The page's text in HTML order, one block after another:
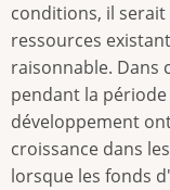
conditions, il
ressources
raisonnable. Dans
pendant la
développement
croissance dans
lorsque les fonds